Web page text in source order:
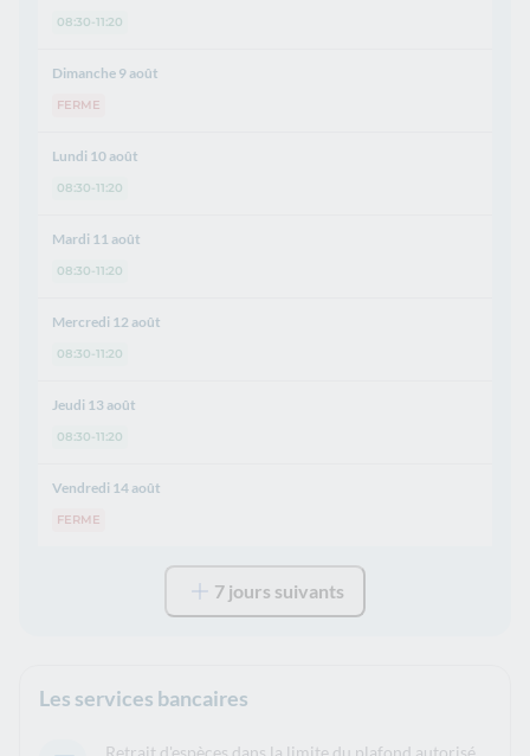
08:30-11:20
Dimanche 9 août
FERME
Lundi 10 août
08:30-11:20
Mardi 11 août
08:30-11:20
Mercredi 12 août
08:30-11:20
Jeudi 13 août
08:30-11:20
Vendredi 14 août
FERME
7 jours suivants
Les services bancaires
Retrait d'espèces dans la limite du plafond autorisé